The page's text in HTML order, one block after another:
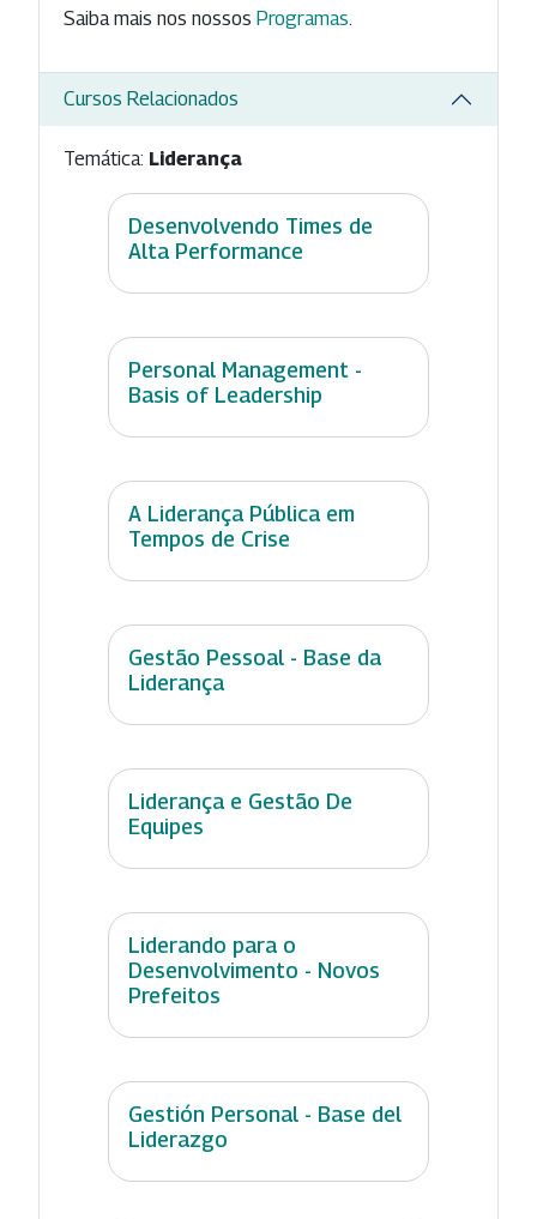
Saiba mais nos nossos Programas.
Cursos Relacionados
Temática: Liderança
Desenvolvendo Times de
Alta Performance
Personal Management -
Basis of Leadership
A Liderança Pública em
Tempos de Crise
Gestão Pessoal - Base da
Liderança
Liderança e Gestão De
Equipes
Liderando para o
Desenvolvimento - Novos
Prefeitos
Gestión Personal - Base del
Liderazgo